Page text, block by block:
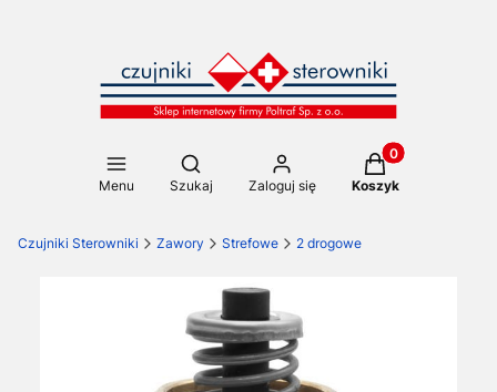
Menu
Otwórz wyszukiwarkę
Szukaj Zaloguj się
Produkty w
Koszyk
Czujniki Sterowniki Zawory Strefowe 2 drogowe